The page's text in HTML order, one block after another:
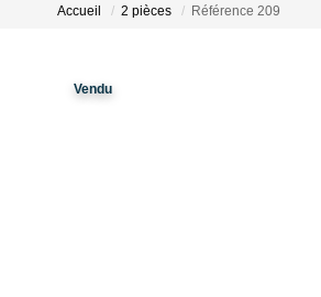
Accueil 2 pièces Référence 209
Vendu